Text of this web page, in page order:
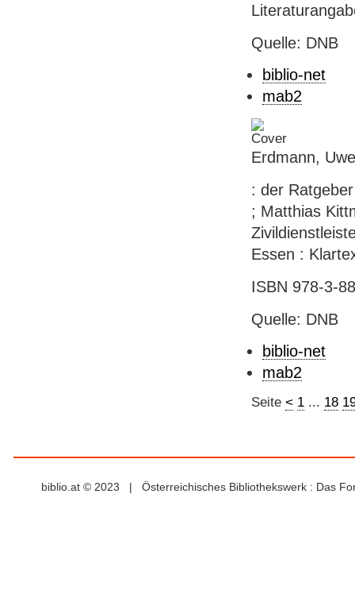
Quelle: DNB
biblio-net
mab2
Erdmann,
: der
; Matthias
Essen :
ISBN 978-3-
Quelle: DNB
biblio-net
mab2
Seite < 1... 18
biblio.at © 2023 | Österreichisches Bibliothekswerk : Das